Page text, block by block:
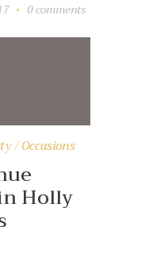
0comments
/ Occasions
Holly